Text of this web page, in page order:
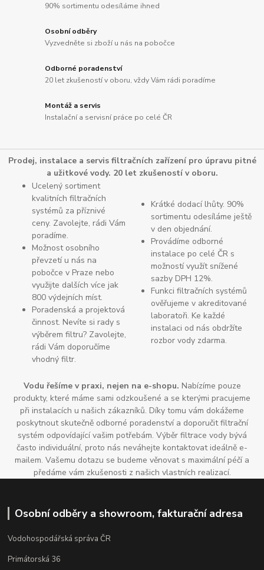
90% sortimentu odesíláme ihned
Osobní odběry
Vyzvedněte si zboží u nás na pobočce
Odborné poradenství
20 let zkušeností v oboru, vždy Vám rádi poradíme
Montáž a servis
Instalační a servisní práce po celé ČR
Prodej, instalace a servis filtračních zařízení pro úpravu pitné
a užitkové vody. 20 let zkušeností v oboru.
Ucelený sortiment
kvalitních filtračních
systémů za příznivé
ceny. Zavolejte, rádi Vám
poradíme.
Možnost osobního
převzetí u nás na
pobočce v Praze nebo
využijte dalších více jak
800 výdejních míst.
Poradenská a projektová
činnost. Nevíte si rady s
výběrem filtru? Zavolejte,
rádi Vám doporučíme
vhodný filtr.
Krátké dodací lhůty. 90%
sortimentu odesíláme ještě
v den objednání.
Provádíme odborné
instalace po celé ČR s
možností využít snížené
sazby DPH 12%.
Funkci filtračních systémů
ověřujeme v akreditované
laboratoři. Ke každé
instalaci od nás obdržíte
rozbor vody zdarma.
Vodu řešíme v praxi, nejen na e-shopu. Nabízíme pouze
produkty, které máme sami odzkoušené a se kterými pracujeme
při instalacích u našich zákazníků. Díky tomu vám dokážeme
poskytnout skutečně odborné poradenství a doporučit filtrační
systém odpovídající vašim potřebám. Výběr filtrace vody bývá
často individuální, proto nás neváhejte kontaktovat ideálně e-
mailem. Vašemu dotazu se budeme věnovat s maximální péčí a
předáme vám zkušenosti z našich vlastních realizací.
Osobní odběry a showroom, fakturační adresa
Vodohospodářská správa ČR
Primátorská 36